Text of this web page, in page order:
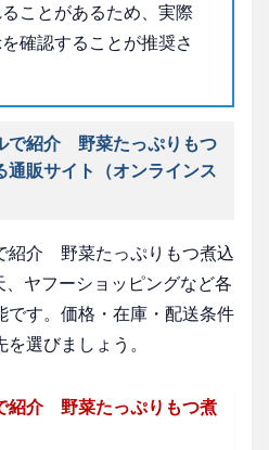
ことがあるため、実際
確認することが推奨さ
で紹介 野菜たっぷりもつ
通販サイト（オンラインス
紹介 野菜たっぷりもつ煮込
ヤフーショッピングなど各
です。価格・在庫・配送条件
選びましょう。
紹介 野菜たっぷりもつ煮